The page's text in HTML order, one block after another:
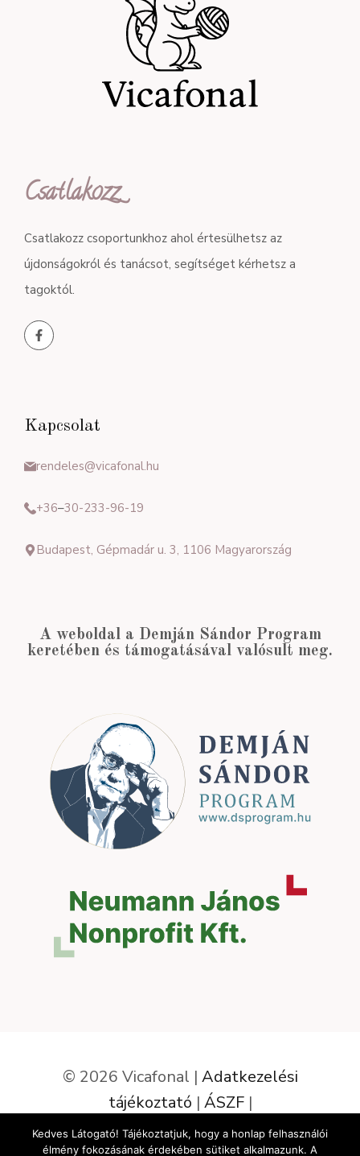
Csatlakozz
Csatlakozz csoportunkhoz ahol értesülhetsz az
újdonságokról és tanácsot, segítséget kérhetsz a
tagoktól.
Kapcsolat
rendeles@vicafonal.hu
+36–30-233-96-19
Budapest, Gépmadár u. 3, 1106 Magyarország
A weboldal a Demján Sándor Program
keretében és támogatásával valósult meg.
© 2026 Vicafonal | Adatkezelési
tájékoztató | ÁSZF|
Elállás a szerződéstől
Kedves Látogató! Tájékoztatjuk, hogy a honlap felhasználói
élmény fokozásának érdekében sütiket alkalmazunk. A